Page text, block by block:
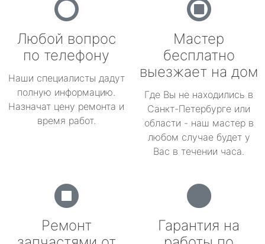
Любой вопрос
по телефону
Наши специалисты дадут
полную информацию.
Назначат цену ремонта и
время работ.
Мастер
бесплатно
выезжает на дом
Где Вы не находились в
Санкт-Петербурге или
области - наш мастер в
любом случае будет у
Вас в течении часа.
Ремонт
Гарантия на